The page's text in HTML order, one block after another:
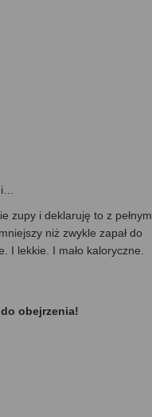
zupy i deklaruję to z pełnym
niż zwykle zapał do
I lekkie. I mało kaloryczne.
obejrzenia!